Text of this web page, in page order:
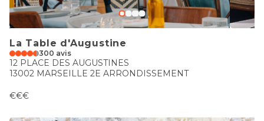
La Table d'Augustine
300 avis
12 PLACE DES AUGUSTINES
13002 MARSEILLE 2E ARRONDISSEMENT
€€€